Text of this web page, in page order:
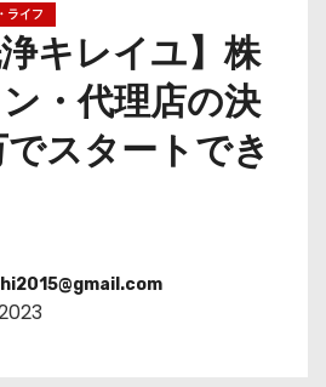
ライフ
浄キレイユ】株
・代理店の決
スタートでき